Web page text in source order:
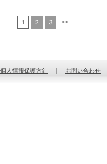
１ ２ ３ >>
個人情報保護方針 お問い合わせ